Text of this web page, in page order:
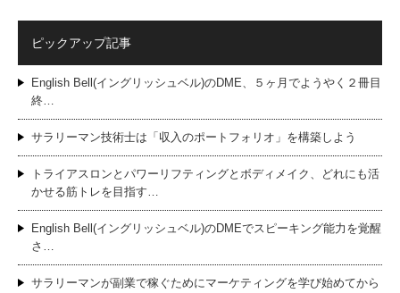
ピックアップ記事
English Bell(イングリッシュベル)のDME、５ヶ月でようやく２冊目
終…
サラリーマン技術士は「収入のポートフォリオ」を構築しよう
トライアスロンとパワーリフティングとボディメイク、どれにも活
かせる筋トレを目指す…
English Bell(イングリッシュベル)のDMEでスピーキング能力を覚醒
さ…
サラリーマンが副業で稼ぐためにマーケティングを学び始めてから